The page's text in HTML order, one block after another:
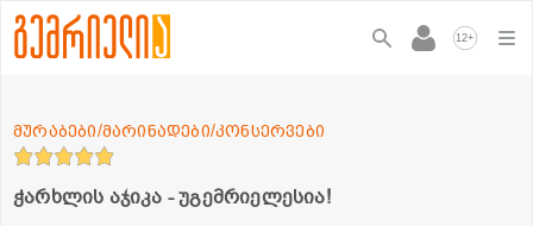
12+
ჭარხლის აჯიკა - უგემრიელესია!
მურაბები/მარინადები/კონსერვები